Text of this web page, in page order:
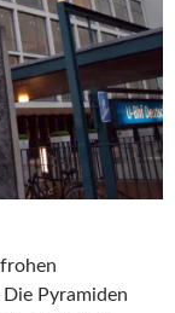
Pyramiden